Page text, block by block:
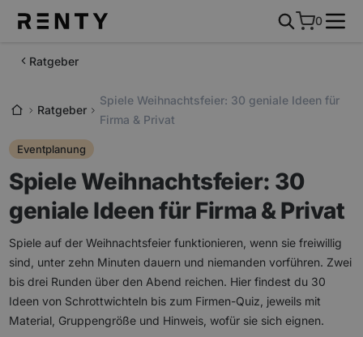
0
Ratgeber
Ratgeber
Spiele Weihnachtsfeier: 30 geniale Ideen für
Firma & Privat
Eventplanung
Spiele Weihnachtsfeier: 30
geniale Ideen für Firma & Privat
Spiele auf der Weihnachtsfeier funktionieren, wenn sie freiwillig
sind, unter zehn Minuten dauern und niemanden vorführen. Zwei
bis drei Runden über den Abend reichen. Hier findest du 30
Ideen von Schrottwichteln bis zum Firmen-Quiz, jeweils mit
Material, Gruppengröße und Hinweis, wofür sie sich eignen.